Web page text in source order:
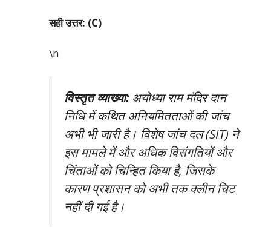
सही उत्तर: (C)
\n
विस्तृत व्याख्या:अयोध्या राम मंदिर दान
निधि में कथित अनियमितताओं की जांच
अभी भी जारी है। विशेष जांच दल (SIT) ने
इस मामले में और अधिक विसंगतियों और
चिंताओं को चिन्हित किया है, जिसके
कारण प्रशासन को अभी तक क्लीन चिट
नहीं दी गई है।